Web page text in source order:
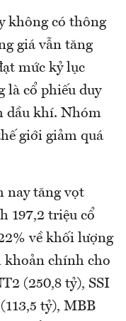
không có thông
giá vẫn tăng
mức kỷ lục
là cổ phiếu duy
dầu khí. Nhóm
giới giảm quá
nay tăng vọt
197,2 triệu cổ
về khối lượng
khoản chính cho
(250,8 tỷ), SSI
tỷ), MBB